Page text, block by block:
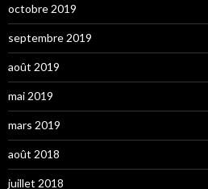
octobre 2019
septembre 2019
août 2019
mai 2019
mars 2019
août 2018
juillet 2018